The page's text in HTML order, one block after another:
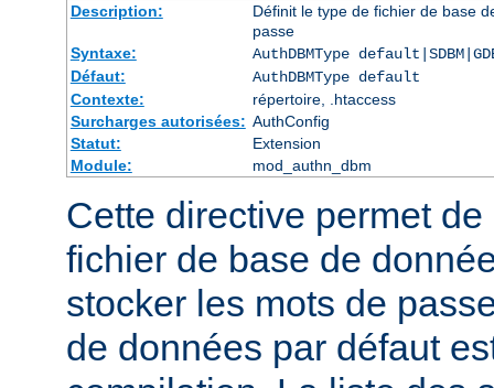
Description:
Définit le type de fichier de base
passe
Syntaxe:
AuthDBMType
Défaut:
AuthDBMType default
Contexte:
répertoire, .htaccess
Surcharges autorisées: AuthConfig
Statut:
Extension
Module:
mod_authn_dbm
Cette directive permet
fichier de base de
stocker les mots de
de données par défaut